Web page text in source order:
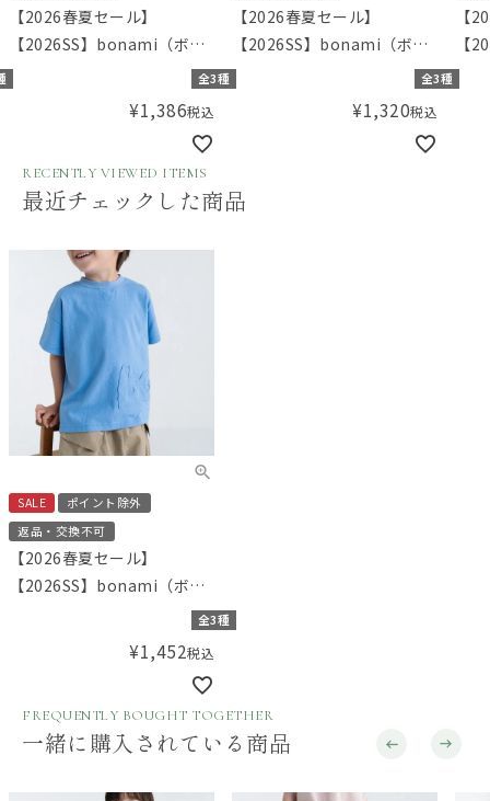
【2026春夏セール】
【2026SS】bonami（ボナ
ミ）カーゴポケットのサマ全3種
¥1,386税込
【2026春夏セール】
【2026SS】bonami（ボナ
ミ） ぽこぽこ生地のプルオ全3種
¥1,320税込
【
【
ミ
RECENTLY VIEWED ITEMS
最近チェックした商品
SALE
ポイント除外
返品・交換不可
【2026春夏セール】
【2026SS】bonami（ボナ
ミ） 共生地ロゴアップリケT全3種
¥1,452税込
FREQUENTLY BOUGHT TOGETHER
一緒に購入されている商品